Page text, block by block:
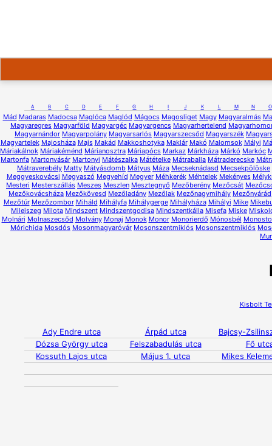
A B C D E F G H I J K L M N O
Mád Madaras Madocsa Maglóca Maglód Mágocs Magosliget Magy Magyaralmás
Magyaregres Magyarföld Magyargéc Magyargencs Magyarhertelend
Magyarnándor Magyarpolány Magyarsarlós Magyarszecsőd Magyarszék
Magyartelek Majosháza Majs Makád Makkoshotyka Maklár Makó Malomsok Mályi
Máriakálnok Máriakéménd Márianosztra Máriapócs Markaz Márkháza Márkó Markóc
Martonfa Martonvásár Martonyi Mátészalka Mátételke Mátraballa Mátraderecske
Mátraverebély Matty Mátyásdomb Mátyus Máza Mecseknádasd Mecsekpölöske
Meggyeskovácsi Megyaszó Megyehíd Megyer Méhkerék Méhtelek Mekényes
Mesteri Mesterszállás Meszes Meszlen Mesztegnyő Mezőberény Mezőcsát
Mezőkovácsháza Mezőkövesd Mezőladány Mezőlak Mezőnagymihály Mezőnyárád
Mezőtúr Mezőzombor Miháld Mihályfa Mihálygerge Mihályháza Mihályi Mike
Milejszeg Milota Mindszent Mindszentgodisa Mindszentkálla Misefa Miske
Molnári Molnaszecsőd Molvány Monaj Monok Monor Monorierdő Mónosbél
Mórichida Mosdós Mosonmagyaróvár Mosonszentmiklós Mosonszentmiklós
Kisbolt
Ady Endre utca Árpád utca
Bajcsy-
Dózsa György utca
Felszabadulás utca
Fő
Kossuth Lajos utca
Május 1. utca Mikes